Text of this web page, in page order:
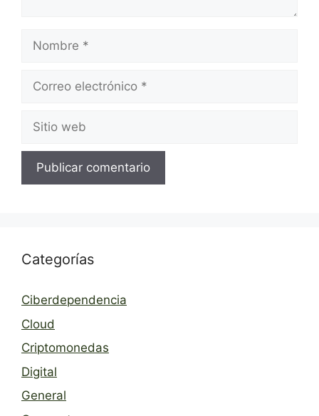
Nombre
Correo
Sitio
web
Categorías
Ciberdependencia
Cloud
Criptomonedas
Digital
General